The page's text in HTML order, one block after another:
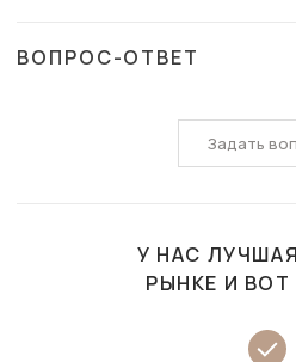
ВОПРОС-ОТВЕТ
Задать
У НАС
РЫНКЕ И